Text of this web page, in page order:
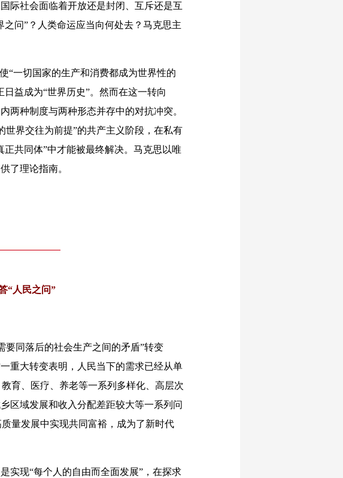
际社会面临着开放还是封闭、互斥还是互
问”？人类命运应当向何处去？马克思主
一切国家的生产和消费都成为世界性的
益成为“世界历史”。然而在这一转向
两种制度与两种形态并存中的对抗冲突。
界交往为前提”的共产主义阶段，在私有
共同体”中才能被最终解决。马克思以唯
了理论指南。
“人民之问”
同落后的社会生产之间的矛盾”转变
重大转变表明，人民当下的需求已经从单
育、医疗、养老等一系列多样化、高层次
区域发展和收入分配差距较大等一系列问
量发展中实现共同富裕，成为了新时代
现“每个人的自由而全面发展”，在探求